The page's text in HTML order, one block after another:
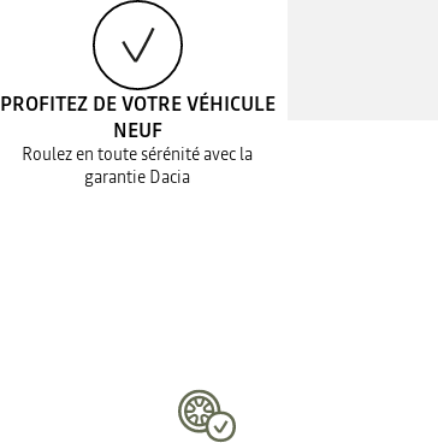
PROFITEZ DE VOTRE VÉHICULE
NEUF
Roulez en toute sérénité avec la
garantie Dacia